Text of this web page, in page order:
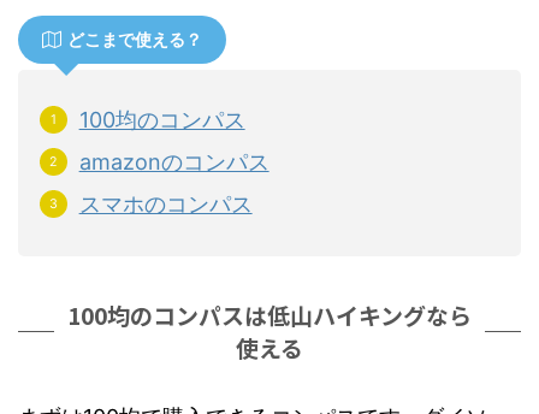
どこまで使える？
100均のコンパス
amazonのコンパス
スマホのコンパス
100均のコンパスは低山ハイキングなら
使える